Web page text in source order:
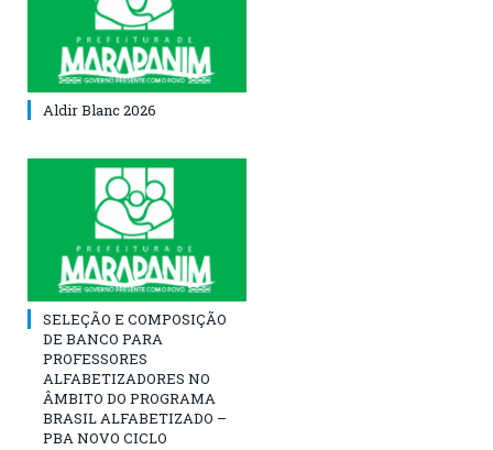
Aldir Blanc 2026
SELEÇÃO E COMPOSIÇÃO
DE BANCO PARA
PROFESSORES
ALFABETIZADORES NO
ÂMBITO DO PROGRAMA
BRASIL ALFABETIZADO –
PBA NOVO CICLO